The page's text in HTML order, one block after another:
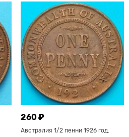
260 ₽
Австралия 1/2 пенни 1926 год.